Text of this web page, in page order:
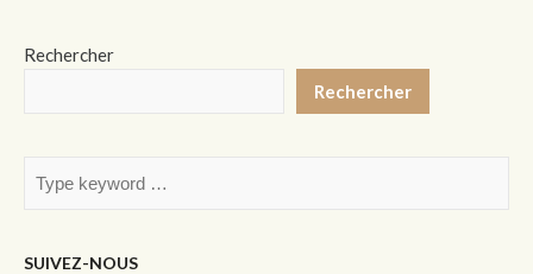
Rechercher
Rechercher
SUIVEZ-NOUS